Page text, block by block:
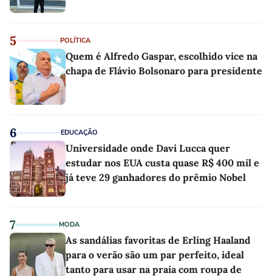
5 POLÍTICA
Quem é Alfredo Gaspar, escolhido vice na
chapa de Flávio Bolsonaro para presidente
6 EDUCAÇÃO
Universidade onde Davi Lucca quer
estudar nos EUA custa quase R$ 400 mil e
já teve 29 ganhadores do prêmio Nobel
7 MODA
As sandálias favoritas de Erling Haaland
para o verão são um par perfeito, ideal
tanto para usar na praia com roupa de